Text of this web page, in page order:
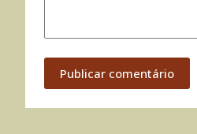
Publicar comentário